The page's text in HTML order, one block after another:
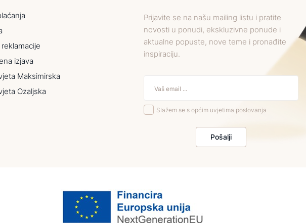
izjava
Maksimirska
Ozaljska
Prijavite se na našu mailing listu i pratite
novosti u ponudi, ekskluzivne ponude i
aktualne popuste, nove teme i pronađite
inspiraciju.
Slažem se s općim uvjetima poslovanja
Pošalji